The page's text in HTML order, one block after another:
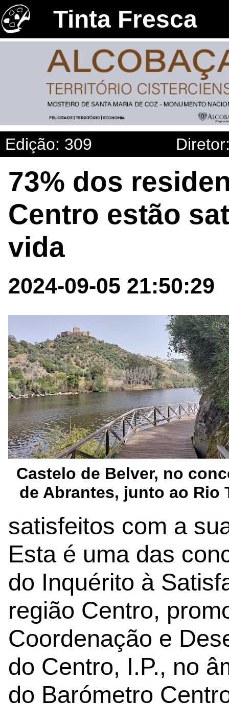
Tinta Fresca
Edição: 309
73% dos
Centro estão
vida
2024-09-05 21:50:29
Castelo de Belver, no
de Abrantes, junto ao Rio
satisfeitos com a
Esta é uma das
do Inquérito à
região Centro,
Coordenação e
do Centro, I.P., no
do Barómetro